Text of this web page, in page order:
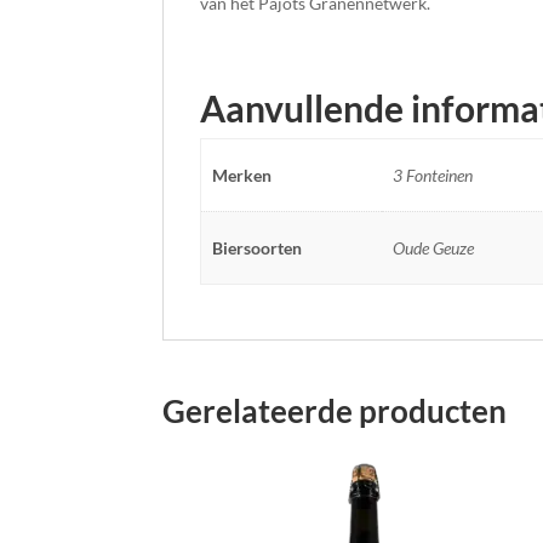
Aanvullende
Merken 3 Fonteinen
Biersoorten Oude Geuze
Gerelateerde producten